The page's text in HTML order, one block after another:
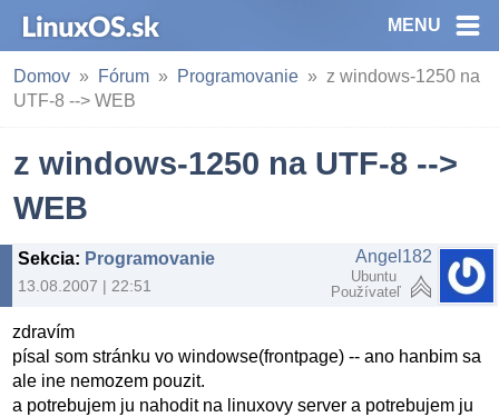
MENU
Domov Fórum Programovanie
z windows-1250 na
UTF-8 --> WEB
z windows-1250 na UTF-8 -->
WEB
Sekcia: Programovanie
13.08.2007 | 22:51
Angel182
Ubuntu
Používateľ
zdravím
písal som stránku vo windowse(frontpage) -- ano hanbim sa
ale ine nemozem pouzit.
a potrebujem ju nahodit na linuxovy server a potrebujem ju